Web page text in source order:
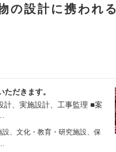
の設計に携われる
だきます。
計、実施設計、工事監理 ■案
、文化・教育・研究施設、保